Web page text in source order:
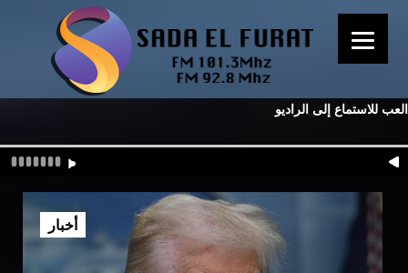
العب للاستماع إلى الراديو
أخبار